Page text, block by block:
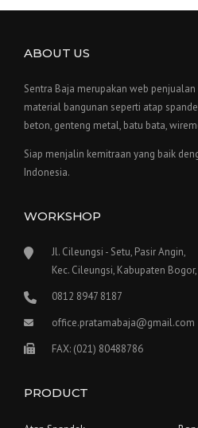
ABOUT US
Sentra Baja merupakan web
material bangunan seperti atap
beton, genteng metal, batu bata,
Siap menjalin kemitraan yang baik
Indonesia.
WORKSHOP
Jl. Cileungsi - Setu, Pasir Angin,
Kec. Cileungsi, Kabupaten
0812 8947 8187
office.pratamabaja@gmail.com
FAX: (021) 80488786
PRODUCT